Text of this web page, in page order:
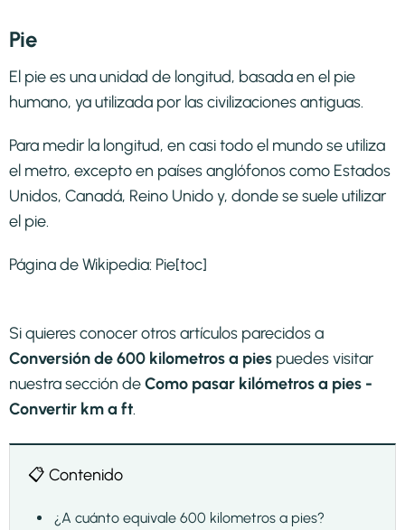
Pie
El pie es una unidad de longitud, basada en el pie
humano, ya utilizada por las civilizaciones antiguas.
Para medir la longitud, en casi todo el mundo se utiliza
el metro, excepto en países anglófonos como Estados
Unidos, Canadá, Reino Unido y, donde se suele utilizar
el pie.
Página de Wikipedia: Pie[toc]
Si quieres conocer otros artículos parecidos a
Conversión de 600 kilometros a pies puedes visitar
nuestra sección deComo pasar kilómetros a pies -
Convertir km a ft.
📋 Contenido
¿A cuánto equivale 600 kilometros a pies?